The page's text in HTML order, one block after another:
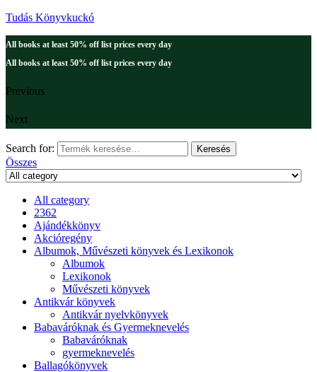
Tudás Könyvkuckó
All books at least 50% off list prices every day
All books at least 50% off list prices every day
Previous
Next
Search for: Keresés
Összes
All category
2362
Ajándékkönyv
Akcióregény
Albumok, Művészeti könyvek és Lexikonok
Albumok
Lexikonok
Művészeti könyvek
Antikvár könyvek
Antikvár nyelvkönyvek
Babaváróknak és Gyermeknevelés
Babaváróknak
gyermeknevelés
Ballagókönyvek